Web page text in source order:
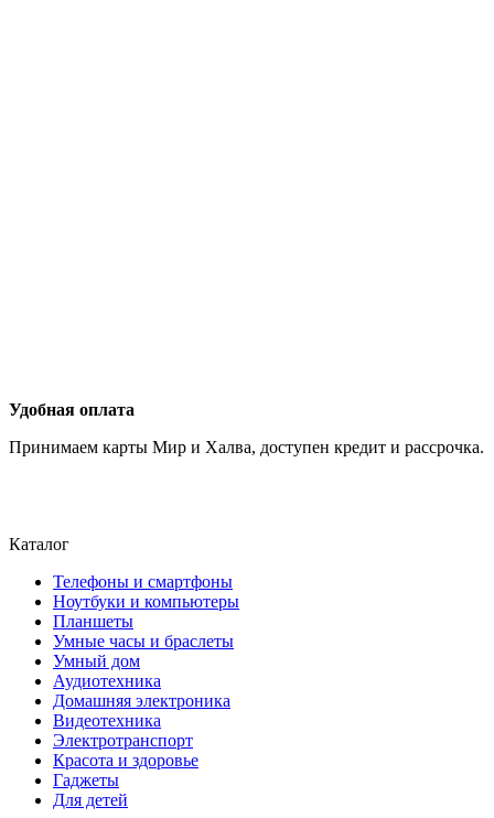
Удобная оплата
Принимаем карты Мир и Халва, доступен кредит и рассрочка.
Каталог
Телефоны и смартфоны
Ноутбуки и компьютеры
Планшеты
Умные часы и браслеты
Умный дом
Аудиотехника
Домашняя электроника
Видеотехника
Электротранспорт
Красота и здоровье
Гаджеты
Для детей